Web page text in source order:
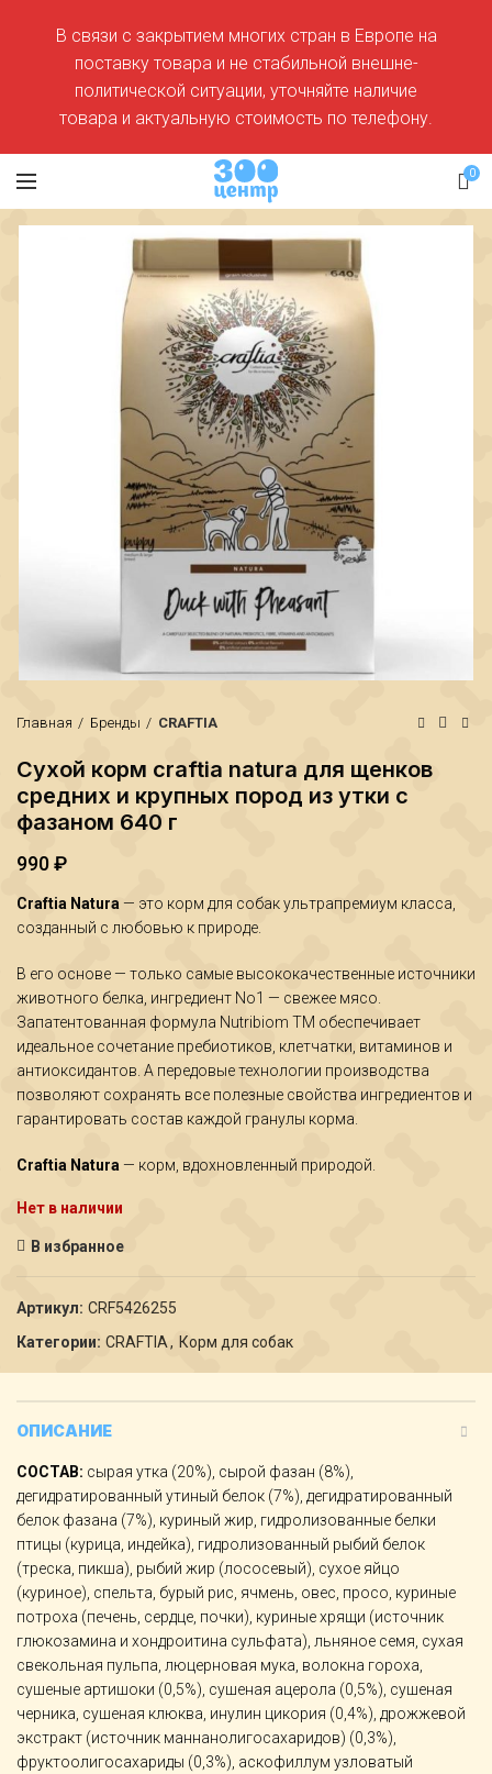
0
Главная Бренды CRAFTIA
₽
Сухой корм craftia natura для щенков
средних и крупных пород из утки с
фазаном 640 г
990₽
Craftia Natura — это корм для собак ультрапремиум класса,
созданный с любовью к природе.
В его основе — только самые высококачественные источники
животного белка, ингредиент No1 — свежее мясо.
Запатентованная формула Nutribiom TM обеспечивает
идеальное сочетание пребиотиков, клетчатки, витаминов и
антиоксидантов. А передовые технологии производства
позволяют сохранять все полезные свойства ингредиентов и
гарантировать состав каждой гранулы корма.
Craftia Natura — корм, вдохновленный природой.
Нет в наличии
В избранное
Артикул: CRF5426255
Категории: CRAFTIA, Корм для собак
ОПИСАНИЕ
СОСТАВ: сырая утка (20%), сырой фазан (8%),
дегидратированный утиный белок (7%), дегидратированный
белок фазана (7%), куриный жир, гидролизованные белки
птицы (курица, индейка), гидролизованный рыбий белок
(треска, пикша), рыбий жир (лососевый), сухое яйцо
(куриное), спельта, бурый рис, ячмень, овес, просо, куриные
потроха (печень, сердце, почки), куриные хрящи (источник
глюкозамина и хондроитина сульфата), льняное семя, сухая
свекольная пульпа, люцерновая мука, волокна гороха,
сушеные артишоки (0,5%), сушеная ацерола (0,5%), сушеная
черника, сушеная клюква, инулин цикория (0,4%), дрожжевой
экстракт (источник маннанолигосахаридов) (0,3%),
фруктоолигосахариды (0,3%), аскофиллум узловатый
В связи с закрытием многих стран в Европе на
поставку товара и не стабильной внешне-
политической ситуации, уточняйте наличие
товара и актуальную стоимость по телефону.